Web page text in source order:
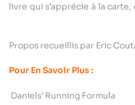
livre qui s’apprécie à la
Propos recueillis par Eric
Pour En Savoir Plus :
Daniels’ Running Formula